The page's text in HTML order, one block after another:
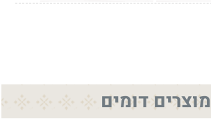
מוצרים דומים